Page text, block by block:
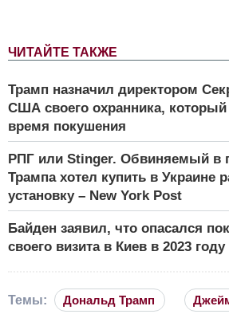
ЧИТАЙТЕ ТАКЖЕ
Трамп назначил директором
США своего охранника,
время покушения
РПГ или Stinger. Обвиняемый в
Трампа хотел купить в Украине
установку – New York Post
Байден заявил, что опасался
своего визита в Киев в 2023 году
Темы: Дональд Трамп